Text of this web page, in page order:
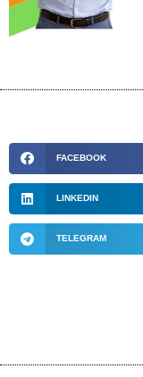
FACEBOOK
LINKEDIN
TELEGRAM